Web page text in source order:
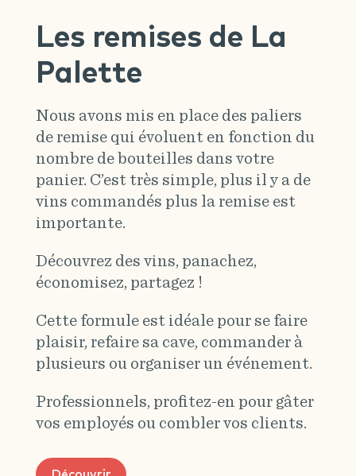
Les remises de La
Palette
Nous avons mis en place des paliers
de remise qui évoluent en fonction du
nombre de bouteilles dans votre
panier. C’est très simple, plus il y a de
vins commandés plus la remise est
importante.
Découvrez des vins, panachez,
économisez, partagez !
Cette formule est idéale pour se faire
plaisir, refaire sa cave, commander à
plusieurs ou organiser un événement.
Professionnels, profitez-en pour gâter
vos employés ou combler vos clients.